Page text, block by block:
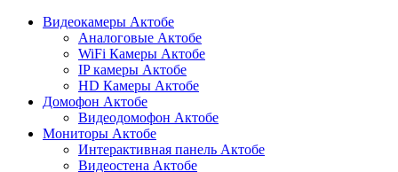
Видеокамеры Актобе
Аналоговые Актобе
WiFi Камеры Актобе
IP камеры Актобе
HD Камеры Актобе
Домофон Актобе
Видеодомофон Актобе
Мониторы Актобе
Интерактивная панель Актобе
Видеостена Актобе